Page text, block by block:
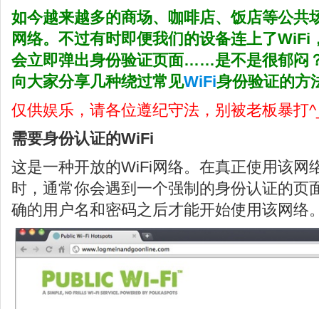
如今越来越多的商场、咖啡店、饭店等公共
网络。不过有时即便我们的设备连上了WiFi
会立即弹出身份验证页面……是不是很郁闷
向大家分享几种绕过常见WiFi身份验证的方
仅供娱乐，请各位遵纪守法，别被老板暴打
需要身份认证的WiFi
这是一种开放的WiFi网络。在真正使用该网
时，通常你会遇到一个强制的身份认证的
确的用户名和密码之后才能开始使用该网络